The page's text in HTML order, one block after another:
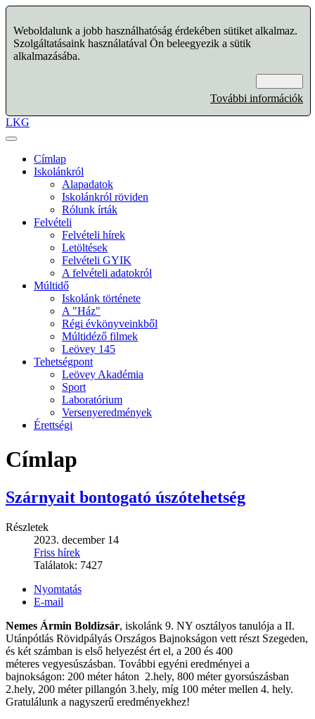
Weboldalunk a jobb használhatóság érdekében sütiket alkalmaz.
Szolgáltatásaink használatával Ön beleegyezik a sütik
alkalmazásába.
További információk
LKG
Címlap
Iskolánkról
Alapadatok
Iskolánkról röviden
Rólunk írták
Felvételi
Felvételi hírek
Letöltések
Felvételi GYIK
A felvételi adatokról
Múltidő
Iskolánk története
A "Ház"
Régi évkönyveinkből
Múltidéző filmek
Leövey 145
Tehetségpont
Leövey Akadémia
Sport
Laboratórium
Versenyeredmények
Érettségi
Címlap
Szárnyait bontogató úszótehetség
Részletek
2023. december 14
Friss hírek
Találatok: 7427
Nyomtatás
E-mail
Nemes Ármin Boldizsár, iskolánk 9. NY osztályos tanulója a II.
Utánpótlás Rövidpályás Országos Bajnokságon vett részt Szegeden,
és két számban is első helyezést ért el, a 200 és 400
méteres vegyesúszásban. További egyéni eredményei a
bajnokságon: 200 méter háton 2.hely, 800 méter gyorsúszásban
2.hely, 200 méter pillangón 3.hely, míg 100 méter mellen 4. hely.
Gratulálunk a nagyszerű eredményekhez!